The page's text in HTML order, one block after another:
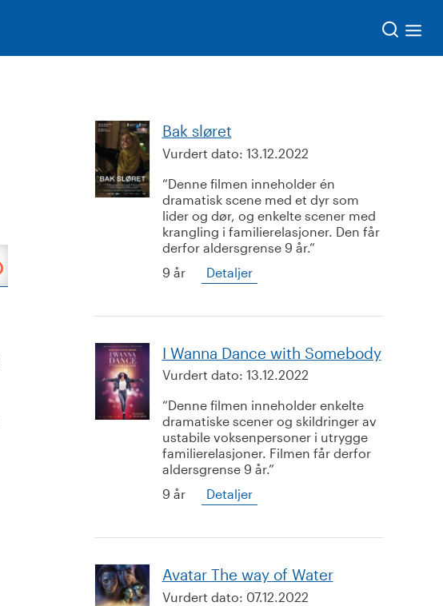
Bak sløret
Vurdert dato: 13.12.2022
Denne filmen inneholder én
dramatisk scene med et dyr som
lider og dør, og enkelte scener med
krangling i familierelasjoner. Den får
derfor aldersgrense 9 år.
9 år
Detaljer
I Wanna Dance with Somebody
Vurdert dato: 13.12.2022
Denne filmen inneholder enkelte
dramatiske scener og skildringer av
ustabile voksenpersoner i utrygge
familierelasjoner. Filmen får derfor
aldersgrense 9 år.
9 år
Detaljer
Avatar The way of Water
Vurdert dato: 07.12.2022